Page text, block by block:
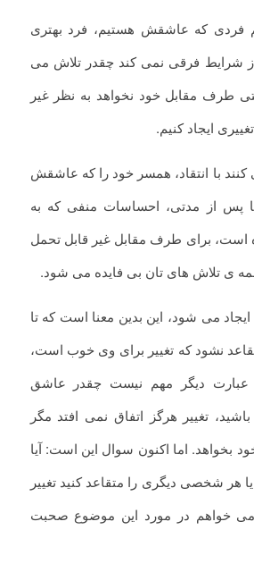
فردی که عاشقش هستیم، فرد بهتری
شرایط فرقی نمی کند چقدر تلاش می
طرف مقابل خود نخواهد به نظر غیر
ایجاد کنیم.
با انتقاد، همسر خود را که عاشقش
پس از مدتی، احساسات منفی که به
است، برای طرف مقابل غیر قابل تحمل
ی تلاش های تان بی فایده می شود.
می شود، این بدین معنا است که تا
100% متقاعد نشود که تغییر برای وی خوب است،
عبارت دیگر مهم نیست چقدر عاشق
تغییر هرگز اتفاق نمی افتد مگر
بخواهد. اما اکنون سوال این است: آیا
هر شخصی دیگری را متقاعد کنید تغییر
خواهم در مورد این موضوع صحبت